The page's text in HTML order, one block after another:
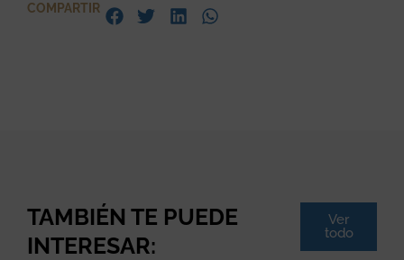
COMPARTIR
TAMBIÉN TE PUEDE
INTERESAR:
Ver
todo